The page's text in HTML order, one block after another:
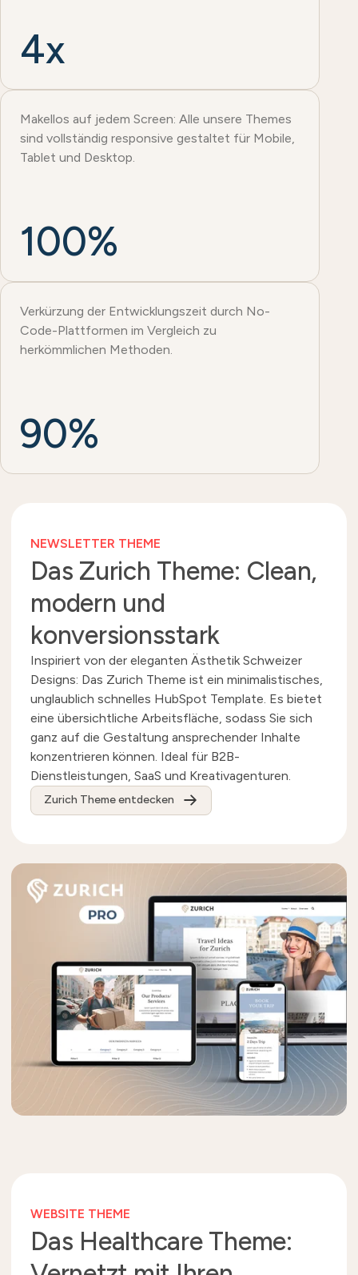
4x
Makellos auf jedem Screen: Alle unsere Themes
sind vollständig responsive gestaltet für Mobile,
Tablet und Desktop.
100%
Verkürzung der Entwicklungszeit durch No-
Code-Plattformen im Vergleich zu
herkömmlichen Methoden.
90%
NEWSLETTER THEME
Das Zurich Theme: Clean,
modern und
konversionsstark
Inspiriert von der eleganten Ästhetik Schweizer
Designs: Das Zurich Theme ist ein minimalistisches,
unglaublich schnelles HubSpot Template. Es bietet
eine übersichtliche Arbeitsfläche, sodass Sie sich
ganz auf die Gestaltung ansprechender Inhalte
konzentrieren können. Ideal für B2B-
Dienstleistungen, SaaS und Kreativagenturen.
Zurich Theme entdecken
WEBSITE THEME
Das Healthcare Theme: